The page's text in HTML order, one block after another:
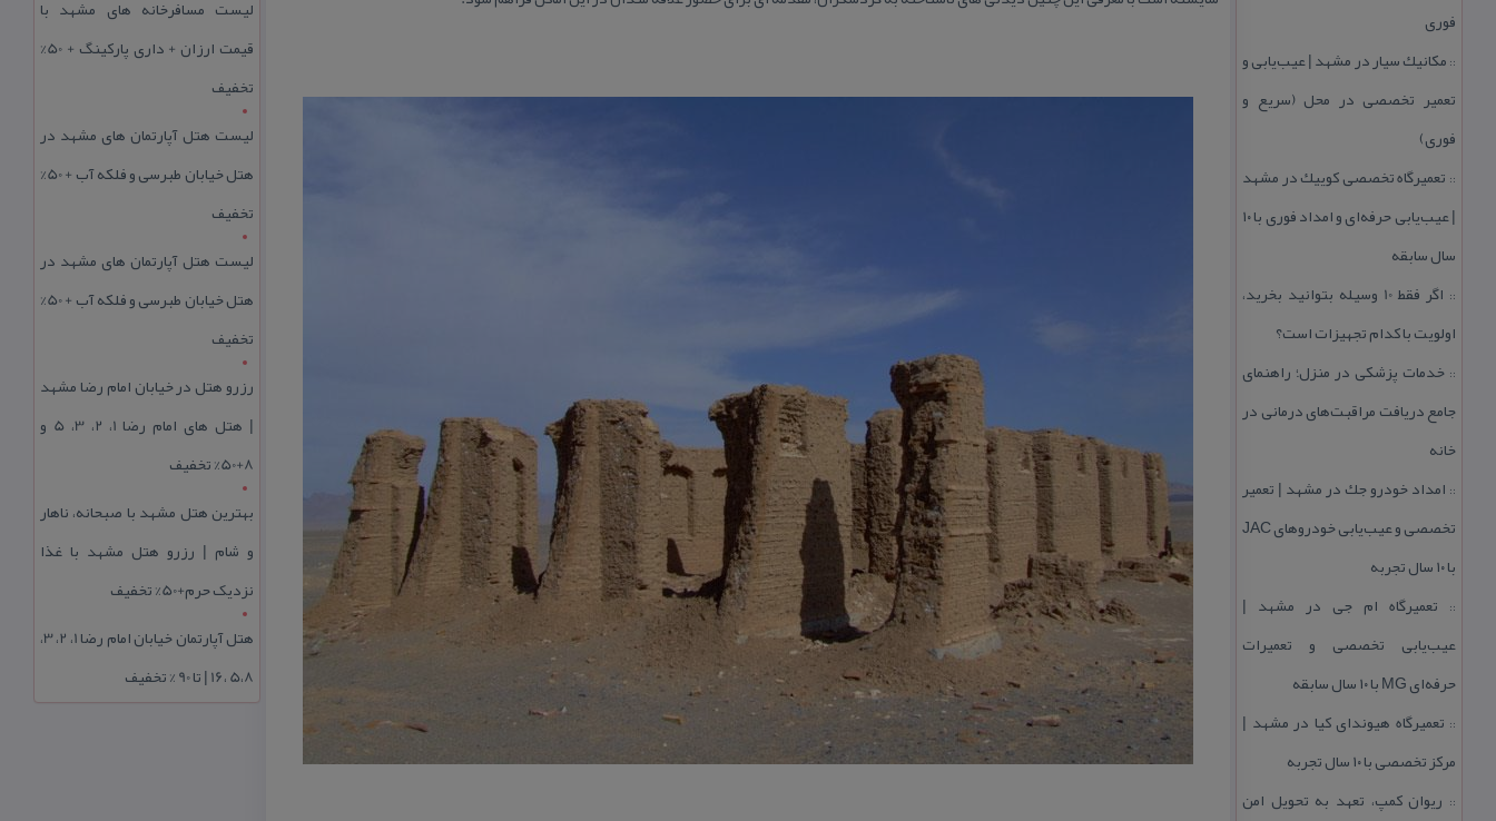
فوری
:: مكانیك سیار در مشهد | عیب‌یابی و
تعمیر تخصصی در محل (سریع و
فوری)
:: تعمیرگاه تخصصی كوییك در مشهد
| عیب‌یابی حرفه‌ای و امداد فوری با ۱۰
سال سابقه
::
اگر فقط 10 وسیله بتوانید بخرید،
اولویت با كدام تجهیزات است؟
:: خدمات پزشكی در منزل؛ راهنمای
جامع دریافت مراقبت‌های درمانی در
خانه
:: امداد خودرو جك در مشهد | تعمیر
تخصصی و عیب‌یابی خودروهای JAC
با ۱۰ سال تجربه
:: تعمیرگاه ام جی در مشهد |
عیب‌یابی تخصصی و تعمیرات
حرفه‌ای MG با ۱۰ سال سابقه
:: تعمیرگاه هیوندای كیا در مشهد |
مركز تخصصی با ۱۰ سال تجربه
:: ریوان كمپ، تعهد به تحویل امن
لیست مسافرخانه های مشهد با
قیمت ارزان + داری پارکینگ + 50%
تخفیف
لیست هتل آپارتمان های مشهد در
هتل خیابان طبرسی و فلکه آب + 50%
تخفیف
لیست هتل آپارتمان های مشهد در
هتل خیابان طبرسی و فلکه آب + 50%
تخفیف
رزرو هتل در خیابان امام رضا مشهد
| هتل‌ های امام رضا 1، 2، 3، 5 و
8+50% تخفیف
بهترین هتل مشهد با صبحانه، ناهار
و شام | رزرو هتل مشهد با غذا
نزدیک حرم+50% تخفیف
هتل آپارتمان خیابان امام رضا 1، 2، 3،
5،8 ،16 | تا 90 % تخفیف